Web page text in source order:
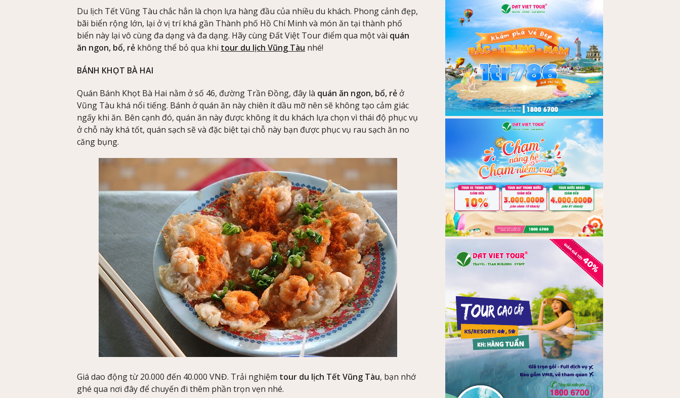
Du lịch Tết Vũng Tàu chắc hẳn là chọn lựa hàng đầu của nhiều du khách. Phong cảnh đẹp,
bãi biển rộng lớn, lại ở vị trí khá gần Thành phố Hồ Chí Minh và món ăn tại thành phố
biển này lại vô cùng đa dạng và đa dạng. Hãy cùng Đất Việt Tour điểm qua một vài quán
ăn ngon, bổ, rẻ không thể bỏ qua khi tour du lịch Vũng Tàu nhé!
BÁNH KHỌT BÀ HAI
Quán Bánh Khọt Bà Hai nằm ở số 46, đường Trần Đồng, đây là quán ăn ngon, bổ, rẻ ở
Vũng Tàu khá nổi tiếng. Bánh ở quán ăn này chiên ít dầu mỡ nên sẽ không tạo cảm giác
ngấy khi ăn. Bên cạnh đó, quán ăn này được không ít du khách lựa chọn vì thái độ phục vụ
ở chỗ này khá tốt, quán sạch sẽ và đặc biệt tại chỗ này bạn được phục vụ rau sạch ăn no
căng bụng.
Giá dao động từ 20.000 đến 40.000 VNĐ. Trải nghiệm tour du lịch Tết Vũng Tàu, bạn nhớ
ghé qua nơi đây để chuyến đi thêm phần trọn vẹn nhé.